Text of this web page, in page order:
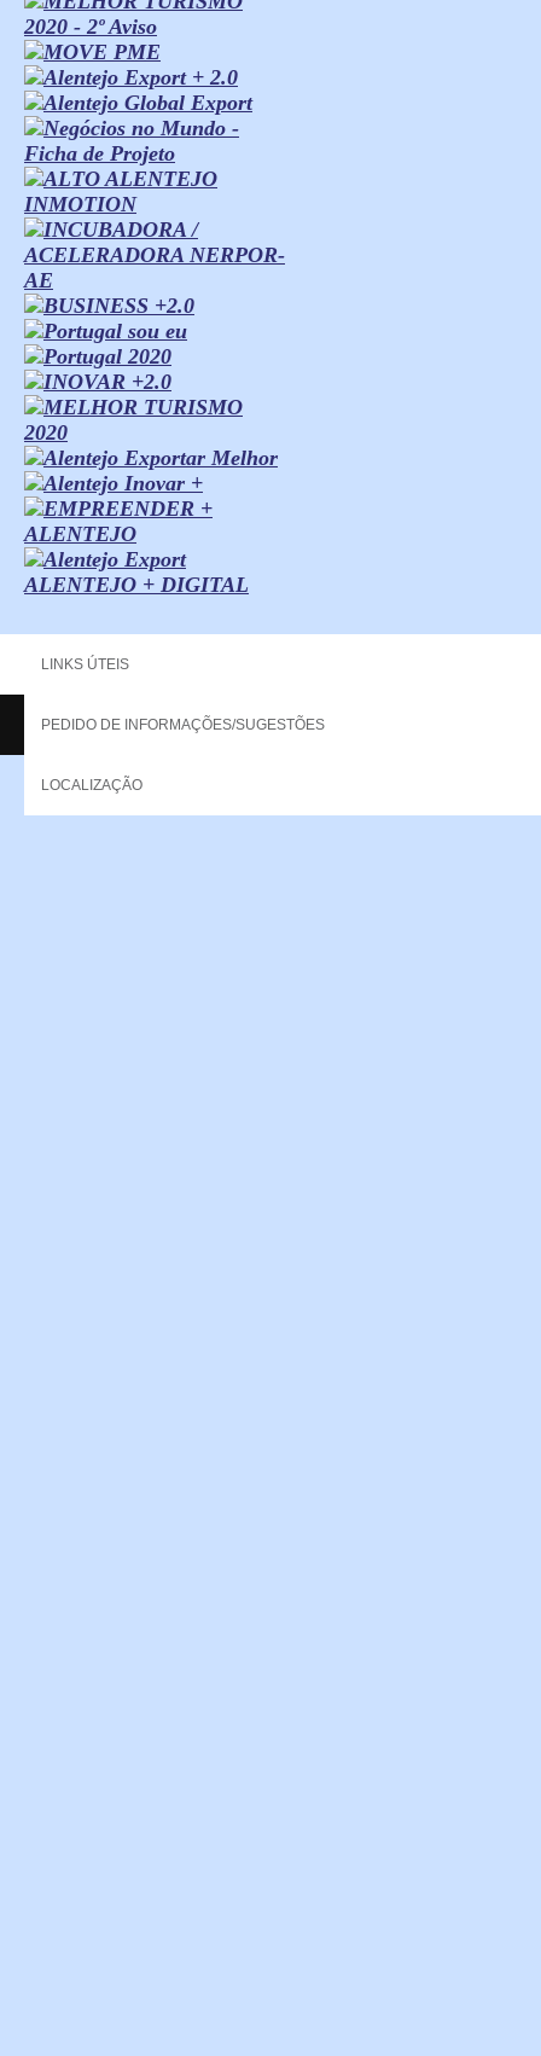
ALENTEJO + DIGITAL
LINKS ÚTEIS
PEDIDO DE INFORMAÇÕES/SUGESTÕES
LOCALIZAÇÃO
Copyright - 2013 NERPOR. All rights reserved.